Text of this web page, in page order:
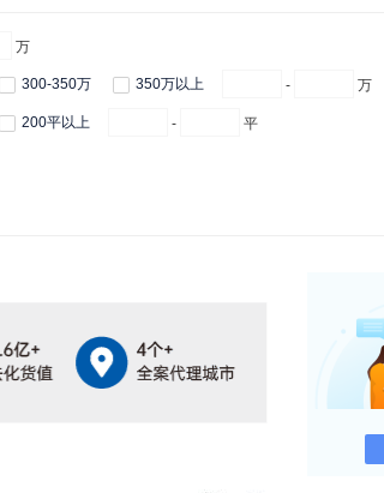
万
300-350万 350万以上 - 万
200平以上 - 平